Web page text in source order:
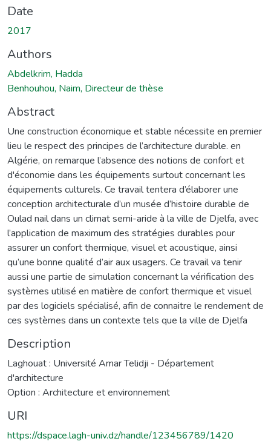
Date
2017
Authors
Abdelkrim, Hadda
Benhouhou, Naim, Directeur de thèse
Abstract
Une construction économique et stable nécessite en premier
lieu le respect des principes de l’architecture durable. en
Algérie, on remarque l’absence des notions de confort et
d'économie dans les équipements surtout concernant les
équipements culturels. Ce travail tentera d’élaborer une
conception architecturale d’un musée d’histoire durable de
Oulad nail dans un climat semi-aride à la ville de Djelfa, avec
l’application de maximum des stratégies durables pour
assurer un confort thermique, visuel et acoustique, ainsi
qu’une bonne qualité d’air aux usagers. Ce travail va tenir
aussi une partie de simulation concernant la vérification des
systèmes utilisé en matière de confort thermique et visuel
par des logiciels spécialisé, afin de connaitre le rendement de
ces systèmes dans un contexte tels que la ville de Djelfa
Description
Laghouat : Université Amar Telidji - Département
d'architecture
Option : Architecture et environnement
URI
https://dspace.lagh-univ.dz/handle/123456789/1420